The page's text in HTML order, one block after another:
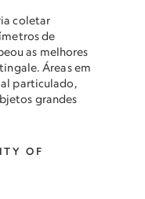
coletar
de
as melhores
Áreas em
particulado,
grandes
OF